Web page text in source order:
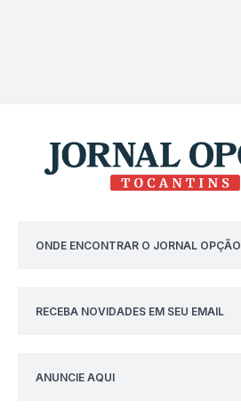
ONDE ENCONTRAR O JORNAL OPÇÃO
RECEBA NOVIDADES EM SEU EMAIL
ANUNCIE AQUI